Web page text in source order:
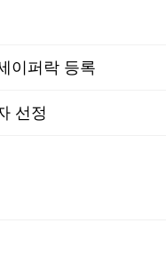
이퍼락 등록
선정